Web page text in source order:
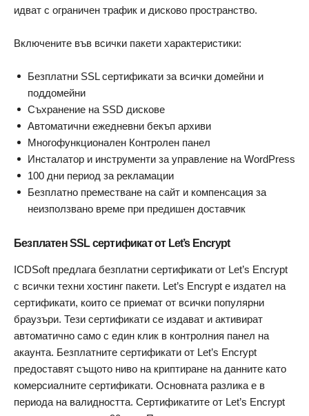
идват с ограничен трафик и дисково пространство.
Включените във всички пакети характеристики:
Безплатни SSL сертификати за всички домейни и
поддомейни
Съхранение на SSD дискове
Автоматични ежедневни бекъп архиви
Многофункционален Контролен панел
Инсталатор и инструменти за управление на WordPress
100 дни период за рекламации
Безплатно преместване на сайт и компенсация за
неизползвано време при предишен доставчик
Безплатен SSL сертификат от Let’s Encrypt
ICDSoft предлага безплатни сертификати от Let’s Encrypt
с всички техни хостинг пакети. Let’s Encrypt е издател на
сертификати, които се приемат от всички популярни
браузъри. Тези сертификати се издават и активират
автоматично само с един клик в контролния панел на
акаунта. Безплатните сертификати от Let’s Encrypt
предоставят същото ниво на криптиране на данните като
комерсиалните сертификати. Основната разлика е в
периода на валидността. Сертификатите от Let’s Encrypt